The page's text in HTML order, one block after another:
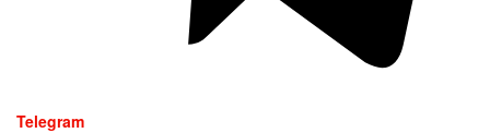
Telegram